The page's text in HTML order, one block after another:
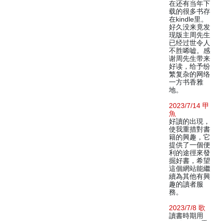
在还有当年下
载的很多书存
在kindle里。
好久没来竟发
现版主周先生
已经过世令人
不胜唏嘘。感
谢周先生带来
好读，给予纷
繁复杂的网络
一方书香雅
地。
2023/7/14 甲
魚
好讀的出現，
使我重措對書
籍的興趣，它
提供了一個便
利的途徑來發
掘好書，希望
這個網站能繼
續為其他有興
趣的讀者服
務。
2023/7/8 歌
讀書時期用